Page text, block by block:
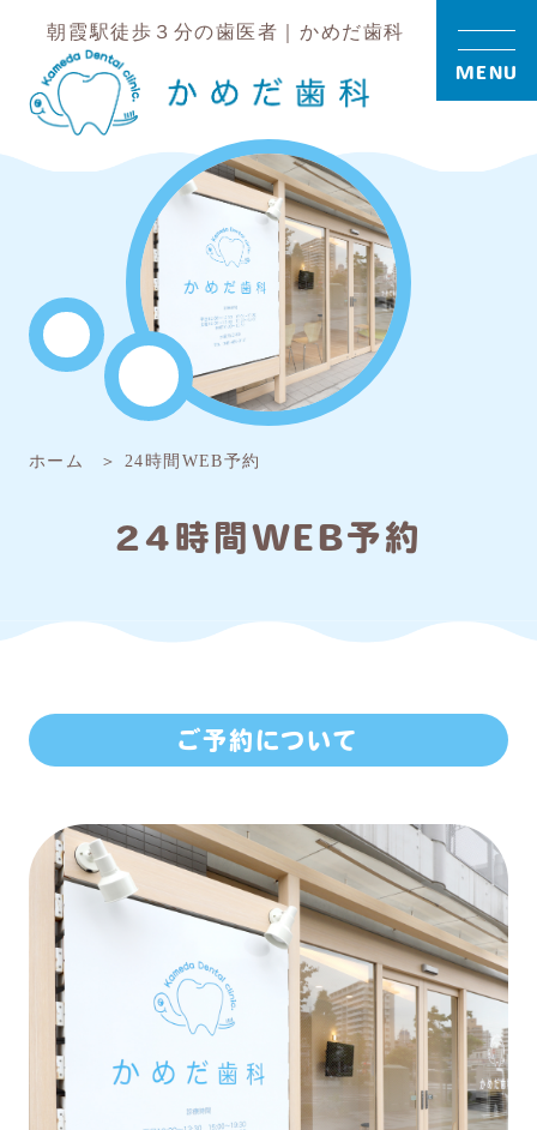
朝霞駅徒歩３分の歯医者｜かめだ歯科
ホーム 24時間WEB予約
24時間WEB予約
ご予約について
MENU